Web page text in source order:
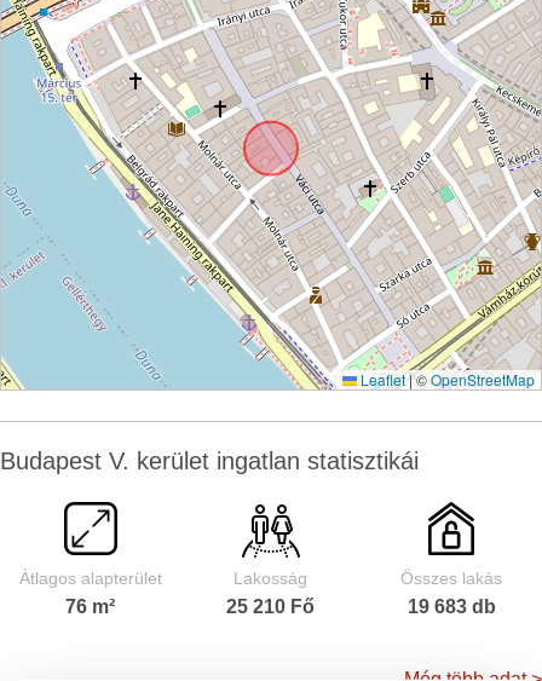
Leaflet|©OpenStreetMap
Budapest V. kerület ingatlan statisztikái
Átlagos alapterület
76 m²
Lakosság
25 210 Fő
Összes lakás
19 683 db